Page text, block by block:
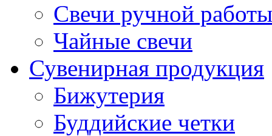
Свечи ручной работы
Чайные свечи
Сувенирная продукция
Бижутерия
Буддийские четки